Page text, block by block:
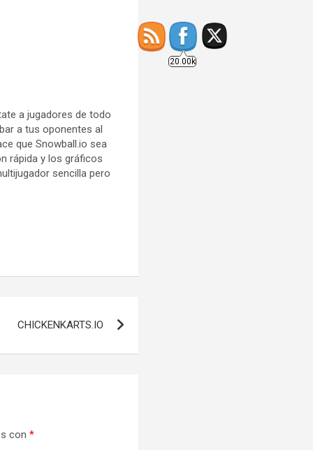
a jugadores de todo
a tus oponentes al
que Snowball.io sea
rápida y los gráficos
sencilla pero
CHICKENKARTS.IO
con*